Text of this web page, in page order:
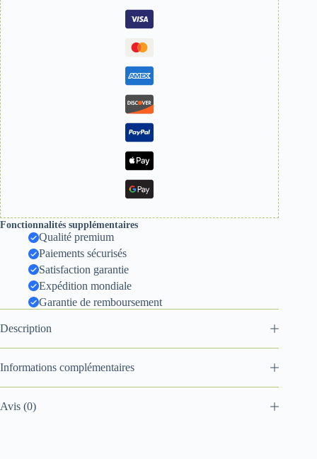
Fonctionnalités supplémentaires
Qualité premium
Paiements sécurisés
Satisfaction garantie
Expédition mondiale
Garantie de remboursement
Description
Informations complémentaires
Avis (0)